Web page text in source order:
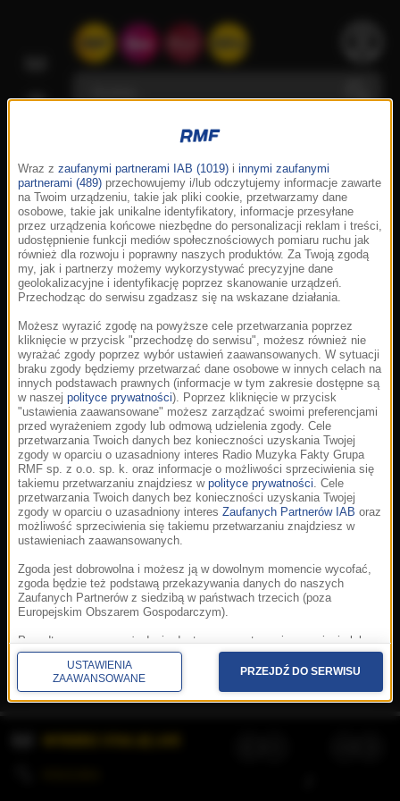
Korzystanie z portalu oznacza akceptację
Prywatność.Aplikacje.© 2026 Radio Muzyka
Fakty Grupa RMF sp. z o.o. sp. k.
Wraz z zaufanymi partnerami IAB (1019) i innymi zaufanymi
partnerami (489) przechowujemy i/lub odczytujemy informacje zawarte
na Twoim urządzeniu, takie jak pliki cookie, przetwarzamy dane
osobowe, takie jak unikalne identyfikatory, informacje przesyłane
przez urządzenia końcowe niezbędne do personalizacji reklam i treści,
udostępnienie funkcji mediów społecznościowych pomiaru ruchu jak
również dla rozwoju i poprawny naszych produktów. Za Twoją zgodą
my, jak i partnerzy możemy wykorzystywać precyzyjne dane
geolokalizacyjne i identyfikację poprzez skanowanie urządzeń.
Przechodząc do serwisu zgadzasz się na wskazane działania.
Możesz wyrazić zgodę na powyższe cele przetwarzania poprzez
kliknięcie w przycisk "przechodzę do serwisu", możesz również nie
wyrażać zgody poprzez wybór ustawień zaawansowanych. W sytuacji
braku zgody będziemy przetwarzać dane osobowe w innych celach na
innych podstawach prawnych (informacje w tym zakresie dostępne są
w naszej polityce prywatności). Poprzez kliknięcie w przycisk
"ustawienia zaawansowane" możesz zarządzać swoimi preferencjami
przed wyrażeniem zgody lub odmową udzielenia zgody. Cele
przetwarzania Twoich danych bez konieczności uzyskania Twojej
zgody w oparciu o uzasadniony interes Radio Muzyka Fakty Grupa
RMF sp. z o.o. sp. k. oraz informacje o możliwości sprzeciwienia się
takiemu przetwarzaniu znajdziesz w polityce prywatności. Cele
przetwarzania Twoich danych bez konieczności uzyskania Twojej
zgody w oparciu o uzasadniony interes Zaufanych Partnerów IAB oraz
możliwość sprzeciwienia się takiemu przetwarzaniu znajdziesz w
ustawieniach zaawansowanych.
Zgoda jest dobrowolna i możesz ją w dowolnym momencie wycofać,
zgoda będzie też podstawą przekazywania danych do naszych
Zaufanych Partnerów z siedzibą w państwach trzecich (poza
Europejskim Obszarem Gospodarczym).
Ponadto masz prawo żądania dostępu, sprostowania, usunięcia lub
ograniczenia przetwarzania danych, a także złożenia skargi do
Prezesa Urzędu Ochrony Danych Osobowych. W polityce prywatności
znajdziesz informacje jak wykonać swoje prawa. Szczegółowe
informacje na temat przetwarzania Twoich danych znajdują się w
USTAWIENIA
ZAAWANSOWANE
PRZEJDŹ DO SERWISU